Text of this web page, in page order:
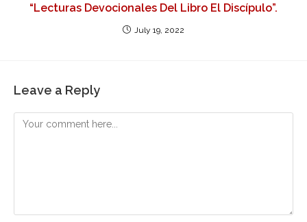
“Lecturas Devocionales Del Libro El Discípulo”.
July 19, 2022
Leave a Reply